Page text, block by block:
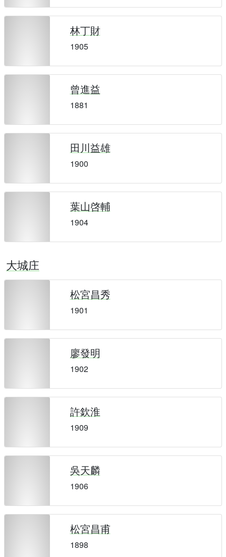
林丁財
1905
曾進益
1881
田川益雄
1900
葉山啓輔
1904
大城庄
松宮昌秀
1901
廖發明
1902
許欽淮
1909
吳天麟
1906
松宮昌甫
1898